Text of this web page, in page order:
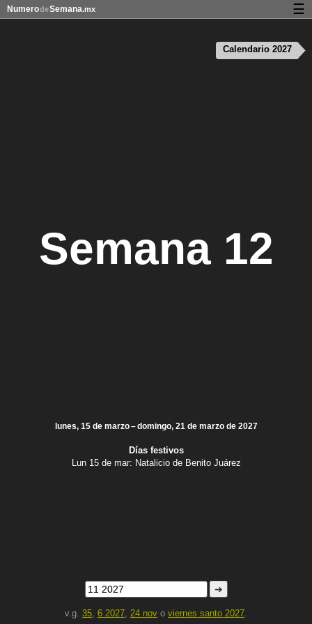
Semana 12
lunes, 15 de marzo – domingo, 21 de marzo de 2027
Días festivos
Lun 15 de mar: Natalicio de Benito Juárez
➜
v.g. 35, 6 2027, 24 nov o viernes santo 2027.
Calendario 2027
NumerodeSemana.mx ☰